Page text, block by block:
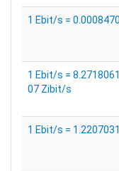
1 Ebit/s =
1 Ebit/s =
07 Zibit/s
1 Ebit/s =